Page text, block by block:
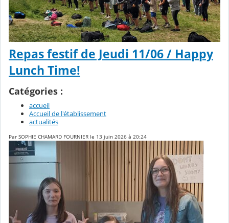
Repas festif de Jeudi 11/06 / Happy
Lunch Time!
Catégories :
accueil
Accueil de l'établissement
actualités
Par SOPHIE CHAMARD FOURNIER le 13 juin 2026 à 20:24